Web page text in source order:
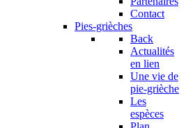
Contact
Pies-grièches
Back
Actualités
en lien
Une vie de
pie-grièche
Les
espèces